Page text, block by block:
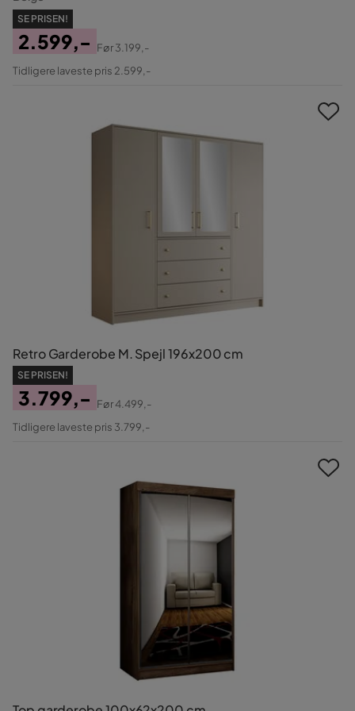
SE PRISEN!
Pris
2.599,-
Original
Før3.199,-
Tidligere laveste pris 2.599,-
Retro Garderobe M. Spejl 196x200 cm
SE PRISEN!
Pris
3.799,-
Original
Før4.499,-
Tidligere laveste pris 3.799,-